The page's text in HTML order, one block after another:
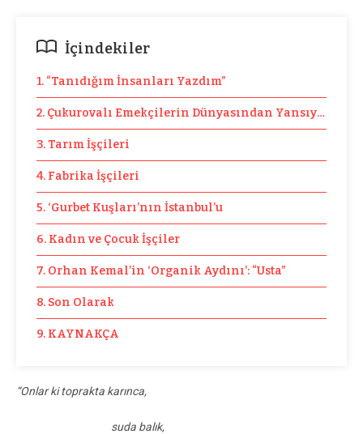
İçindekiler
1. “Tanıdığım İnsanları Yazdım”
2. Çukurovalı Emekçilerin Dünyasından Yansıyanlar
3. Tarım İşçileri
4. Fabrika İşçileri
5. ‘Gurbet Kuşları’nın İstanbul’u
6. Kadın ve Çocuk İşçiler
7. Orhan Kemal’in ‘Organik Aydını’: “Usta”
8. Son Olarak
9. KAYNAKÇA
“Onlar ki toprakta karınca,
suda balık,